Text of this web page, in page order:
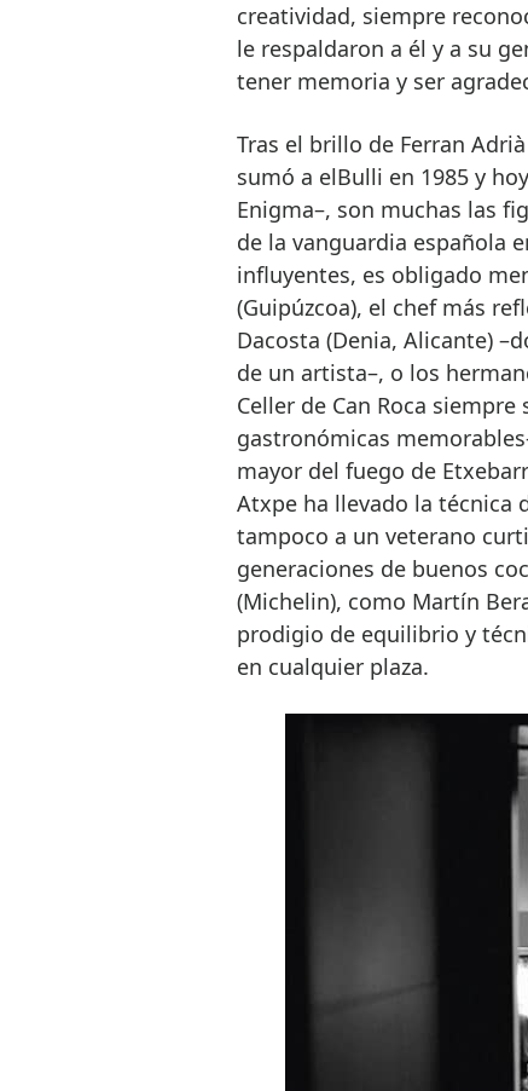
creatividad, siempre
le respaldaron a él y a su
tener memoria y ser
Tras el brillo de Ferran
sumó a elBulli en 1985 y
Enigma–, son muchas las
de la vanguardia española
influyentes, es obligado
(Guipúzcoa), el chef más
Dacosta (Denia, Alicante)
de un artista–, o los
Celler de Can Roca
gastronómicas
mayor del fuego de
Atxpe ha llevado la técnica
tampoco a un veterano
generaciones de buenos
(Michelin), como Martín
prodigio de equilibrio y
en cualquier plaza.